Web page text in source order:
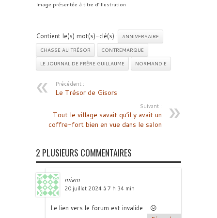
Image présentée à titre d’illustration
Contient le(s) mot(s)-clé(s) :
ANNIVERSAIRE
CHASSE AU TRÉSOR
CONTREMARQUE
LE JOURNAL DE FRÈRE GUILLAUME
NORMANDIE
Précédent :
Le Trésor de Gisors
Suivant :
Tout le village savait qu’il y avait un
coffre-fort bien en vue dans le salon
2 PLUSIEURS COMMENTAIRES
miam
20 juillet 2024 à 7 h 34 min
Le lien vers le forum est invalide… ☹️